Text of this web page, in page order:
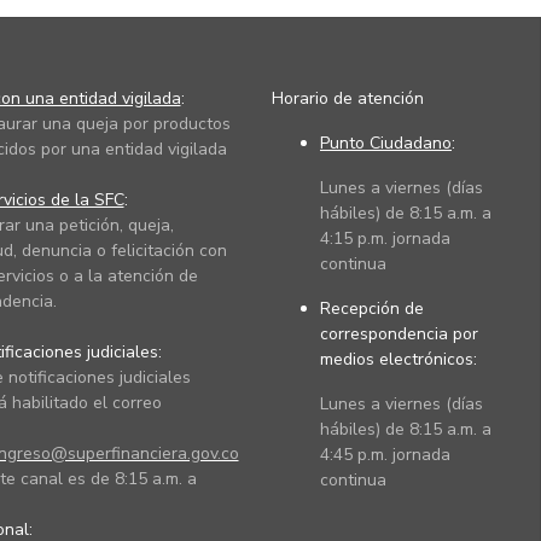
una entidad vigilada:
una queja por productos
por una entidad vigilada
de la SFC:
una petición, queja,
denuncia o felicitación con
o a la atención de
judiciales:
notificaciones judiciales
habilitado el correo
canal es de 8:15 a.m. a
Horario de atención
Punto Ciudadano:
Lunes a viernes (días
hábiles) de 8:15 a.m. a
4:15 p.m. jornada
continua
Recepción de
correspondencia por
medios electrónicos:
Lunes a viernes (días
hábiles) de 8:15 a.m. a
4:45 p.m. jornada
continua